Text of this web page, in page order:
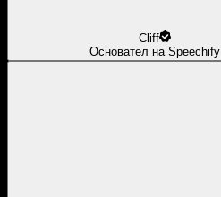
Cliff
Основател на Speechify